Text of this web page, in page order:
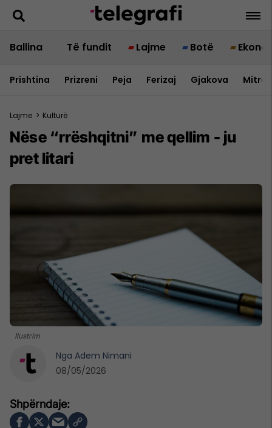
Ballina Të fundit Lajme Botë
Prishtina Prizreni Peja Ferizaj Gjakova
Lajme > Kulturë
Nëse “rrëshqitni” me qellim - ju
pret litari
Ilustrim
Nga Adem Nimani
08/05/2026